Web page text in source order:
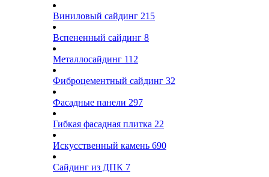
Виниловый сайдинг 215
Вспененный сайдинг 8
Металлосайдинг 112
Фиброцементный сайдинг 32
Фасадные панели 297
Гибкая фасадная плитка 22
Искусственный камень 690
Сайдинг из ДПК 7